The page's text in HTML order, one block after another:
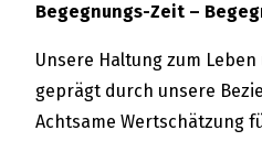
Begegnungs-Zeit –
Unsere Haltung zum
geprägt durch unsere
Achtsame Wertschätzung